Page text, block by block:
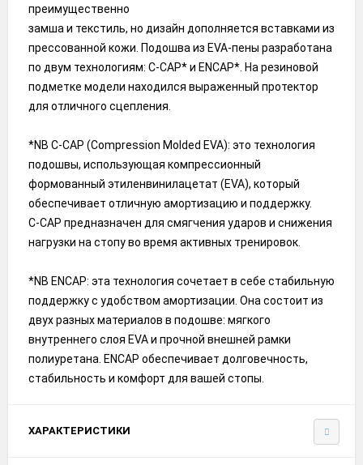
преимущественно
замша и текстиль, но дизайн дополняется вставками из
прессованной кожи. Подошва из EVA-пены разработана
по двум технологиям: C-CAP* и ENCAP*. На резиновой
подметке модели находился выраженный протектор
для отличного сцепления.
*NB C-CAP (Compression Molded EVA): это технология
подошвы, использующая компрессионный
формованный этиленвинилацетат (EVA), который
обеспечивает отличную амортизацию и поддержку.
C-CAP предназначен для смягчения ударов и снижения
нагрузки на стопу во время активных тренировок.
*NB ENCAP: эта технология сочетает в себе стабильную
поддержку с удобством амортизации. Она состоит из
двух разных материалов в подошве: мягкого
внутреннего слоя EVA и прочной внешней рамки
полиуретана. ENCAP обеспечивает долговечность,
стабильность и комфорт для вашей стопы.
ХАРАКТЕРИСТИКИ